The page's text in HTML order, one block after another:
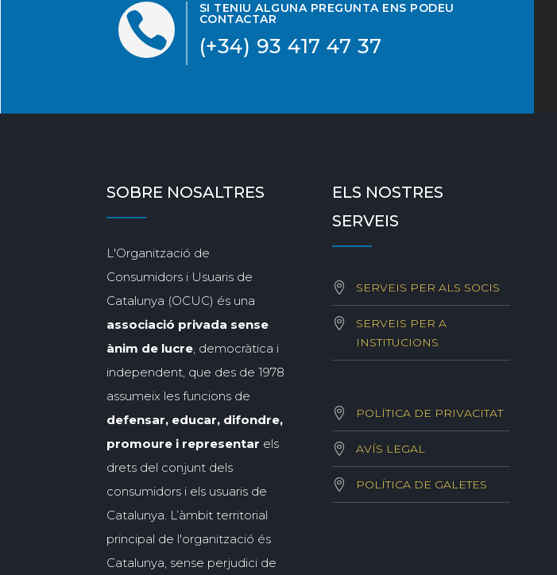
 SI TENIU ALGUNA PREGUNTA ENS PODEU
CONTACTAR
(+34) 93 417 47 37
SOBRE NOSALTRES
L'Organització de
Consumidors i Usuaris de
Catalunya (OCUC) és una
associació privada sense
ànim de lucre, democràtica i
independent, que des de 1978
assumeix les funcions de
defensar, educar, difondre,
promoure i representar els
drets del conjunt dels
consumidors i els usuaris de
Catalunya. L’àmbit territorial
principal de l'organització és
Catalunya, sense perjudici de
ELS NOSTRES
SERVEIS
SERVEIS PER ALS SOCIS
SERVEIS PER A
INSTITUCIONS
POLÍTICA DE PRIVACITAT
AVÍS LEGAL
POLÍTICA DE GALETES